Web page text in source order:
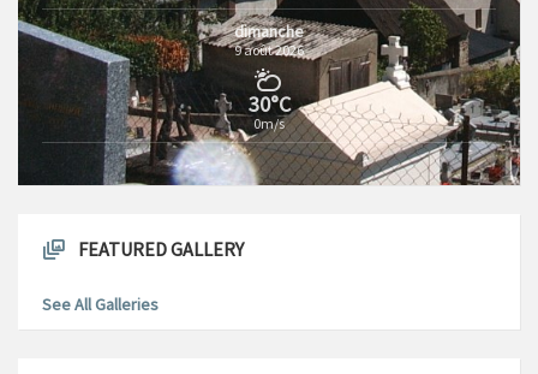
dimanche
9 août 2026
30°C
0m/s
FEATURED GALLERY
See All Galleries